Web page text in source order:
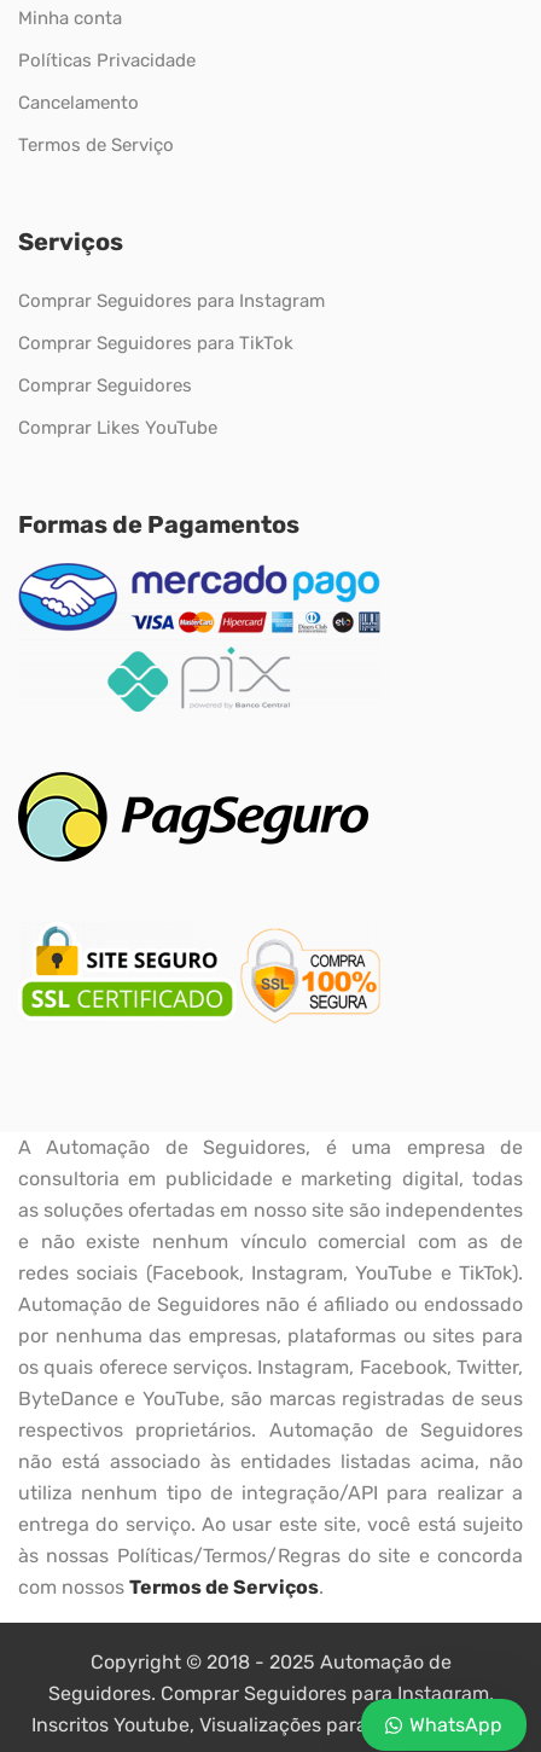
Minha conta
Políticas Privacidade
Cancelamento
Termos de Serviço
Serviços
Comprar Seguidores para Instagram
Comprar Seguidores para TikTok
Comprar Seguidores
Comprar Likes YouTube
Formas de Pagamentos
A Automação de Seguidores, é uma empresa de
consultoria em publicidade e marketing digital, todas
as soluções ofertadas em nosso site são independentes
e não existe nenhum vínculo comercial com as de
redes sociais (Facebook, Instagram, YouTube e TikTok).
Automação de Seguidores não é afiliado ou endossado
por nenhuma das empresas, plataformas ou sites para
os quais oferece serviços. Instagram, Facebook, Twitter,
ByteDance e YouTube, são marcas registradas de seus
respectivos proprietários. Automação de Seguidores
não está associado às entidades listadas acima, não
utiliza nenhum tipo de integração/API para realizar a
entrega do serviço. Ao usar este site, você está sujeito
às nossas Políticas/Termos/Regras do site e concorda
com nossos Termos de Serviços.
Copyright © 2018 - 2025 Automação de
Seguidores. Comprar Seguidores para Instagram,
Inscritos Youtube, Visualizações para YouTube, Likes.
WhatsApp